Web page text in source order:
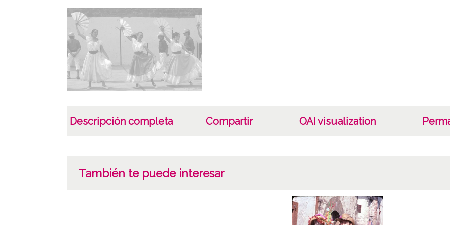
CC
Descripción completa Compartir OAI visualization
También te puede interesar